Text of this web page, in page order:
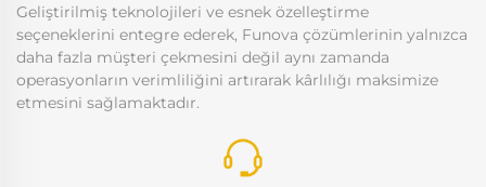
Geliştirilmiş teknolojileri ve esnek özelleştirme
seçeneklerini entegre ederek, Funova çözümlerinin yalnızca
daha fazla müşteri çekmesini değil aynı zamanda
operasyonların verimliliğini artırarak kârlılığı maksimize
etmesini sağlamaktadır.